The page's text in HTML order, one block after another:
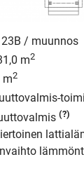
/ muunnos
m2
m2
(?)